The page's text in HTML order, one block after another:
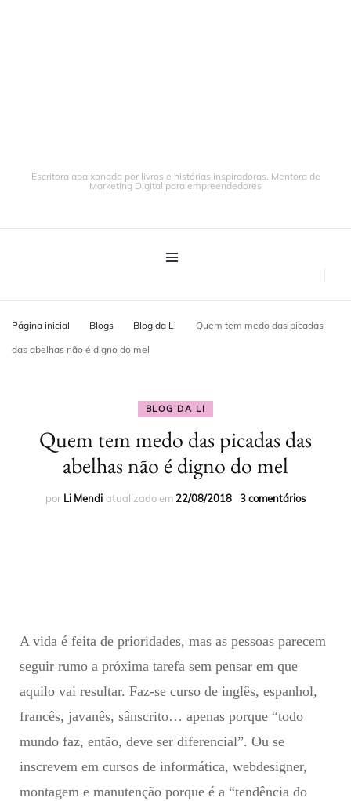
Escritora apaixonada por livros e histórias inspiradoras. Mentora de
Marketing Digital para empreendedores
Página inicial Blogs Blog da Li Quem tem medo das picadas
das abelhas não é digno do mel
BLOG DA LI
Quem tem medo das picadas das
abelhas não é digno do mel
por Li Mendi atualizado em 22/08/2018 3 comentários
A vida é feita de prioridades, mas as pessoas parecem
seguir rumo a próxima tarefa sem pensar em que
aquilo vai resultar. Faz-se curso de inglês, espanhol,
francês, javanês, sânscrito… apenas porque “todo
mundo faz, então, deve ser diferencial”. Ou se
inscrevem em cursos de informática, webdesigner,
montagem e manutenção porque é a “tendência do